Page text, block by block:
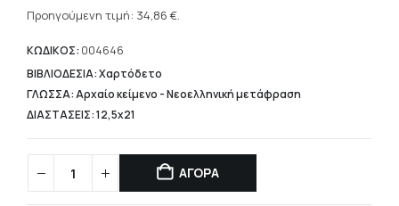
49,80 €.
τρέχουσα
είναι:
34,86 €.
Προηγούμενη τιμή: 34,86 €.
ΚΩΔΙΚΟΣ: 004646
ΒΙΒΛΙΟΔΕΣΙΑ: Χαρτόδετο
ΓΛΩΣΣΑ: Αρχαίο κείμενο - Νεοελληνική μετάφραση
ΔΙΑΣΤΑΣΕΙΣ: 12,5x21
ΑΓΟΡΑ